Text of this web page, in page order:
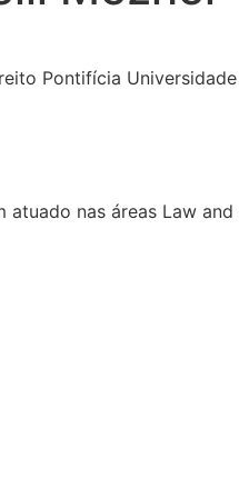
Pontifícia
nas áreas Law